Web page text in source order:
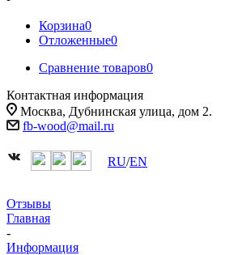
Корзина0
Отложенные0
Сравнение товаров0
Контактная информация
Москва, Дубнинская улица, дом 2.
fb-wood@mail.ru
RU/EN
Отзывы
Главная
-
Информация